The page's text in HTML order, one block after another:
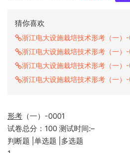
猜你喜欢
浙江电大设施栽培技术形考（一
浙江电大设施栽培技术形考（一）
浙江电大设施栽培技术形考（一）
浙江电大设施栽培技术形考（一）
形考 （一）-0001
试卷总分：100 测试时间:–
判断题 |单选题 |多选题